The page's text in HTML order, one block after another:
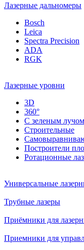
Лазерные дальномеры
Bosch
Leica
Spectra Precision
ADA
RGK
Лазерные уровни
3D
360°
С зеленым лучом
Строительные
Построители
Ротационные
Универсальные
Трубные лазеры
Приёмники для
Приемники для